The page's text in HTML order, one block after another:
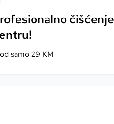
čišćenje
samo 29 KM